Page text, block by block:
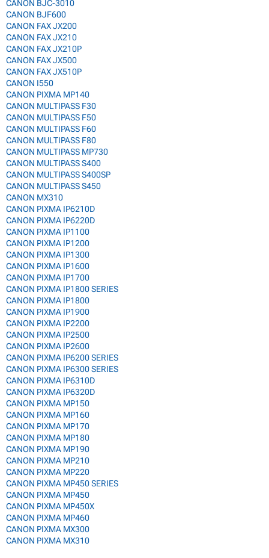
CANON BJC-3010
CANON BJF600
CANON FAX JX200
CANON FAX JX210
CANON FAX JX210P
CANON FAX JX500
CANON FAX JX510P
CANON I550
CANON PIXMA MP140
CANON MULTIPASS F30
CANON MULTIPASS F50
CANON MULTIPASS F60
CANON MULTIPASS F80
CANON MULTIPASS MP730
CANON MULTIPASS S400
CANON MULTIPASS S400SP
CANON MULTIPASS S450
CANON MX310
CANON PIXMA IP6210D
CANON PIXMA IP6220D
CANON PIXMA IP1100
CANON PIXMA IP1200
CANON PIXMA IP1300
CANON PIXMA IP1600
CANON PIXMA IP1700
CANON PIXMA IP1800 SERIES
CANON PIXMA IP1800
CANON PIXMA IP1900
CANON PIXMA IP2200
CANON PIXMA IP2500
CANON PIXMA IP2600
CANON PIXMA IP6200 SERIES
CANON PIXMA IP6300 SERIES
CANON PIXMA IP6310D
CANON PIXMA IP6320D
CANON PIXMA MP150
CANON PIXMA MP160
CANON PIXMA MP170
CANON PIXMA MP180
CANON PIXMA MP190
CANON PIXMA MP210
CANON PIXMA MP220
CANON PIXMA MP450 SERIES
CANON PIXMA MP450
CANON PIXMA MP450X
CANON PIXMA MP460
CANON PIXMA MX300
CANON PIXMA MX310